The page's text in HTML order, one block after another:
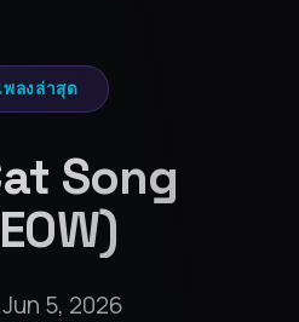
พลงล่าสุด
Song
5, 2026